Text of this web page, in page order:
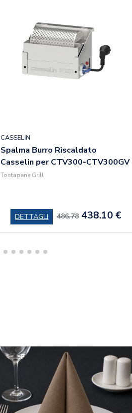
CASSELIN
Spalma Burro Riscaldato
Casselin per CTV300-CTV300GV
Tostapane Grill
DETTAGLI 486.78438.10 €